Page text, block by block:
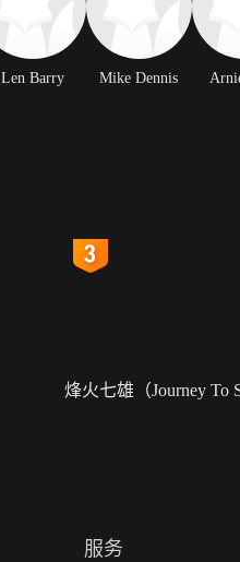
Len Barry Mike Dennis
烽火七雄（Journey To
服务